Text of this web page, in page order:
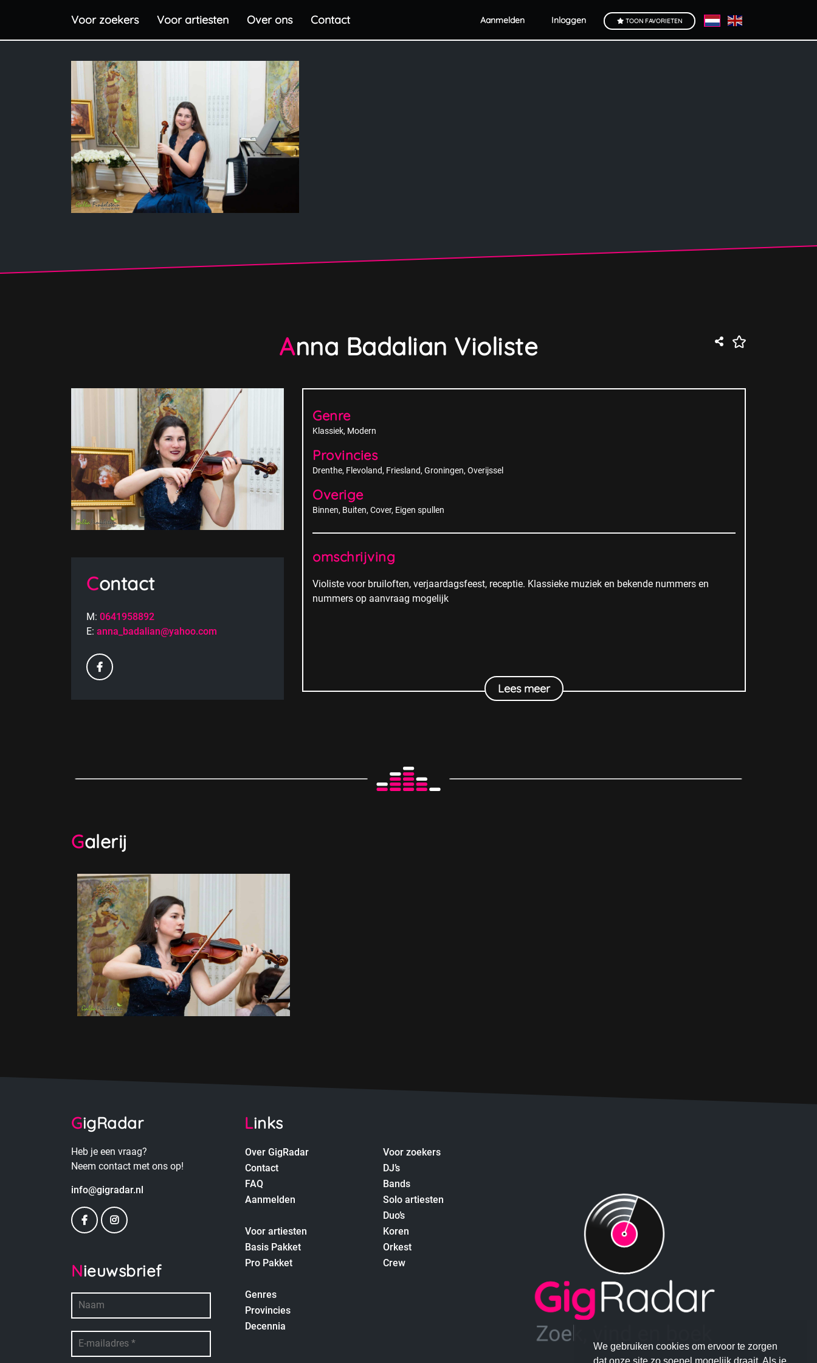
Voor zoekers Voor artiesten Over ons Contact Aanmelden Inloggen TOON FAVORIETEN
Anna Badalian Violiste
Contact
M: 0641958892
E: anna_badalian@yahoo.com
Genre
Klassiek Modern
Provincies
Drenthe Flevoland Friesland Groningen Overijssel
Overige
Binnen Buiten Cover Eigen spullen
omschrijving
Violiste voor bruiloften, verjaardagsfeest, receptie. Klassieke muziek en bekende nummers en
nummers op aanvraag mogelijk
Lees meer
Galerij
GigRadar
Heb je een vraag?
Neem contact met ons op!
info@gigradar.nl
Nieuwsbrief
Links
Over GigRadar
Voor zoekers
Contact
DJ’s
FAQ
Bands
Aanmelden
Solo artiesten
Duo’s
Voor artiesten
Koren
Basis Pakket
Orkest
Pro Pakket
Crew
Genres
Provincies
Decennia
We gebruiken cookies om ervoor te zorgen
dat onze site zo soepel mogelijk draait. Als je